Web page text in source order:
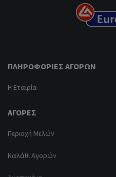
ΠΛΗΡΟΦΟΡΊΕΣ ΑΓΟΡΏΝ
Η Εταιρία
ΑΓΟΡΈΣ
Περιοχή Μελών
Καλάθι Αγορών